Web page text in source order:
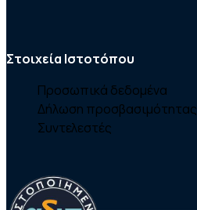
Στοιχεία Ιστοτόπου
Προσωπικά δεδομένα
Δήλωση προσβασιμότητας
Συντελεστές